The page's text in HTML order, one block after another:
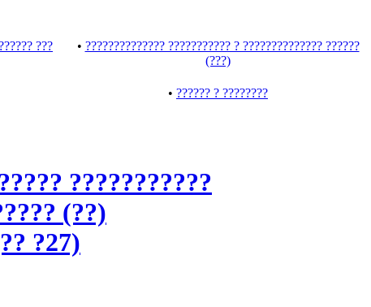
???
• ?????????????? ??????????? ? ?????????????? ??????
(???)
• ?????? ? ????????
???????????
(??)
?27)